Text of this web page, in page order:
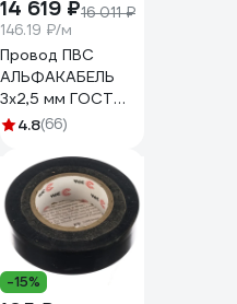
14 619 ₽16 011 ₽
146.19 ₽/м
Провод ПВС
АЛЬФАКАБЕЛЬ
3х2,5 мм ГОСТ
100 м 05053
4.8(66)
-15%